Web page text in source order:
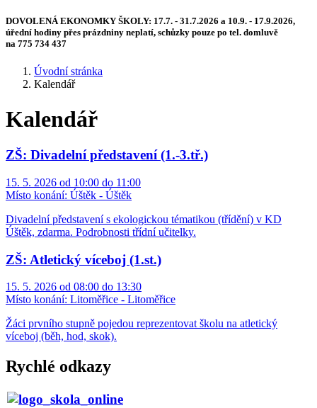
DOVOLENÁ EKONOMKY ŠKOLY: 17.7. - 31.7.2026 a 10.9. - 17.9.2026,
úřední hodiny přes prázdniny neplatí, schůzky pouze po tel. domluvě
na 775 734 437
Úvodní stránka
Kalendář
Kalendář
ZŠ: Divadelní představení (1.-3.tř.)
15. 5. 2026 od 10:00 do 11:00
Místo konání: Úštěk - Úštěk
Divadelní představení s ekologickou tématikou (třídění) v KD
Úštěk, zdarma. Podrobnosti třídní učitelky.
ZŠ: Atletický víceboj (1.st.)
15. 5. 2026 od 08:00 do 13:30
Místo konání: Litoměřice - Litoměřice
Žáci prvního stupně pojedou reprezentovat školu na atletický
víceboj (běh, hod, skok).
Rychlé odkazy